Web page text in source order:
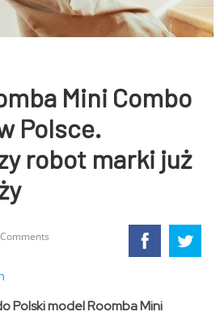
Mini Combo
Polsce.
robot marki już
Polski model Roomba Mini